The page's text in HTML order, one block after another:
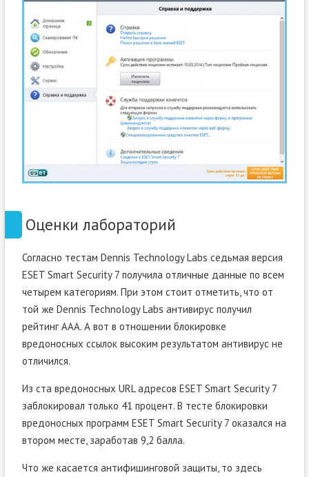
Оценки лабораторий
Согласно тестам Dennis Technology Labs седьмая версия
ESET Smart Security 7 получила отличные данные по всем
четырем категориям. При этом стоит отметить, что от
той же Dennis Technology Labs антивирус получил
рейтинг ААА. А вот в отношении блокировке
вредоносных ссылок высоким результатом антивирус не
отличился.
Из ста вредоносных URL адресов ESET Smart Security 7
заблокировал только 41 процент. В тесте блокировки
вредоносных программ ESET Smart Security 7 оказался на
втором месте, заработав 9,2 балла.
Что же касается антифишинговой защиты, то здесь